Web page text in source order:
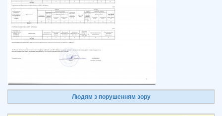
Людям з порушенням зору